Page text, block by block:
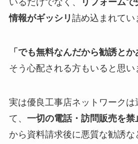
いるだけでなく、
リフォーム
情報がギッシリ 詰め込まれてい
「でも無料なんだから勧誘とか
そう心配される方もいると思い
実は優良工事店ネットワークは
て、 一切の電話・訪問販売を禁
から資料請求後に悪質な勧誘な